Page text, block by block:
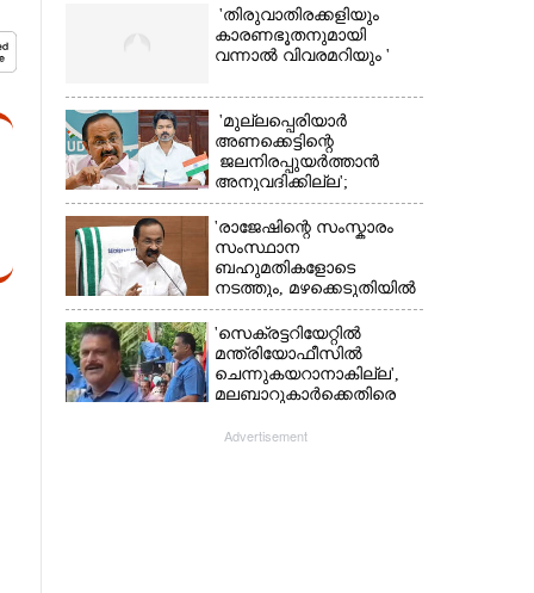
പ്രശംസ
'തിരുവാതിരക്കളിയും
കാരണഭൂതനുമായി
വന്നാൽ വിവരമറിയും '
'മുല്ലപ്പെരിയാർ
അണക്കെട്ടിന്റെ
ജലനിരപ്പുയർത്താൻ
അനുവദിക്കില്ല';
തമിഴ്‌നാട്
സർക്കാരിനെതിരെ കേരളം
'രാജേഷിന്റെ സംസ്കാരം
സംസ്ഥാന
ബഹുമതികളോടെ
നടത്തും, മഴക്കെടുതിയിൽ
നശിച്ച കടകൾക്കും
ധനസഹായം'
'സെക്രട്ടറിയേറ്റിൽ
മന്ത്രിയോഫീസിൽ
ചെന്നുകയറാനാകില്ല',
മലബാറുകാർക്കെതിരെ
പരാമർശവുമായി സിപിഎം
Advertisement